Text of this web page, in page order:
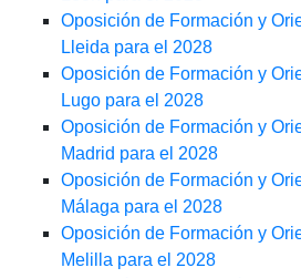
Oposición de Formación y
Lleida para el 2028
Oposición de Formación y
Lugo para el 2028
Oposición de Formación y
Madrid para el 2028
Oposición de Formación y
Málaga para el 2028
Oposición de Formación y
Melilla para el 2028